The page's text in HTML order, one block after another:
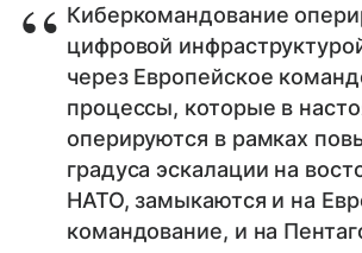
Киберкомандование
цифровой
через Европейское
процессы, которые в
оперируются в рамках
градуса эскалации на
НАТО, замыкаются и на
командование, и на